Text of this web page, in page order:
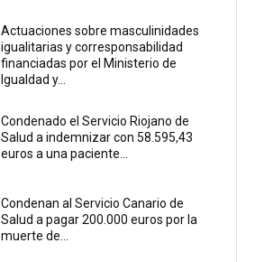
Actuaciones sobre masculinidades
igualitarias y corresponsabilidad
financiadas por el Ministerio de
Igualdad y...
Condenado el Servicio Riojano de
Salud a indemnizar con 58.595,43
euros a una paciente...
Condenan al Servicio Canario de
Salud a pagar 200.000 euros por la
muerte de...